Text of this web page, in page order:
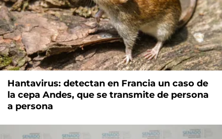
Hantavirus: detectan en Francia un caso de
la cepa Andes, que se transmite de persona
a persona